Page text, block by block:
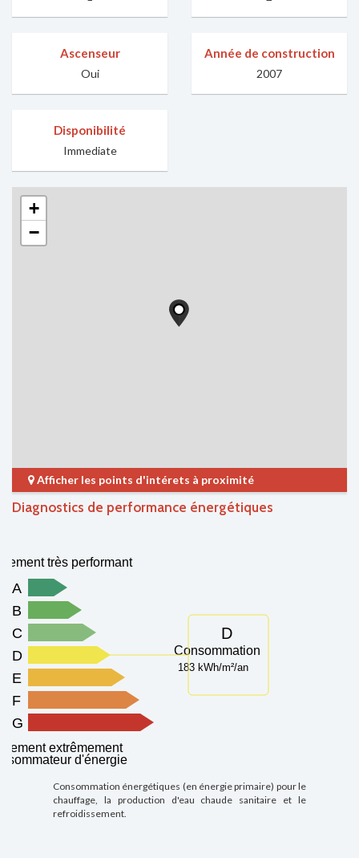
Ascenseur
Oui
Année de construction
2007
Disponibilité
Immediate
+
−
Afficher les points d'intérets à proximité
Diagnostics de performance énergétiques
très performant
A
B
C
D
Consommation
183 kWh/m²/an
D
E
F
G
extrêmement
d'énergie
Consommation énergétiques (en énergie primaire) pour le
chauffage, la production d'eau chaude sanitaire et le
refroidissement.